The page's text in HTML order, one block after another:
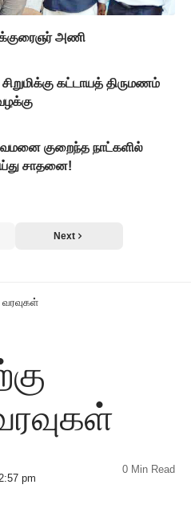
அணி
கட்டாயத் திருமணம்
குறைந்த நாட்களில்
சாதனை!
Next
வரவுகள்
pm
0 Min Read